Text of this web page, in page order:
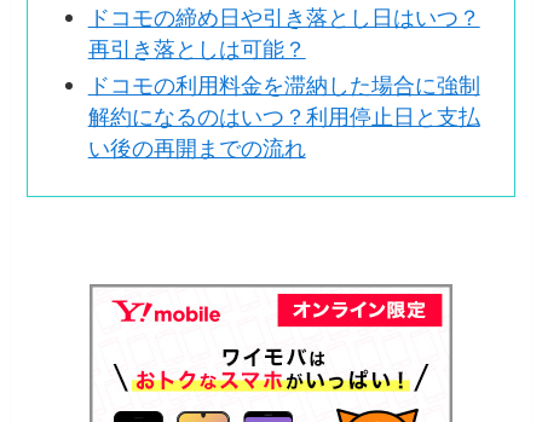
ドコモの締め日や引き落とし日はいつ？
再引き落としは可能？
ドコモの利用料金を滞納した場合に強制
解約になるのはいつ？利用停止日と支払
い後の再開までの流れ